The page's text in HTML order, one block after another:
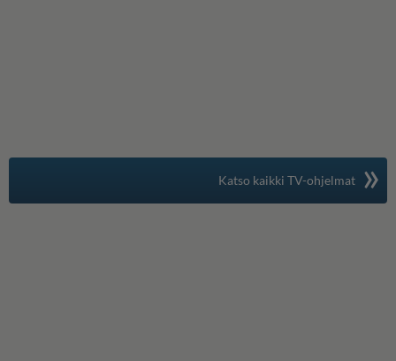
Katso kaikki TV-ohjelmat »